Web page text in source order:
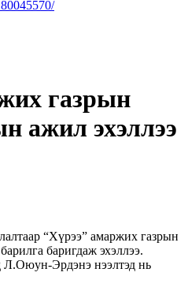
газрын
ажил эхэллээ
“Хүрээ” амаржих газрын
баригдаж эхэллээ.
Эрдэнэ нээлтэд нь